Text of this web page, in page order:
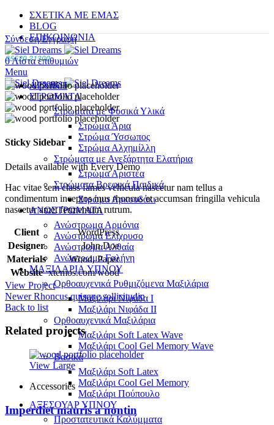
ΣΧΕΤΙΚΑ ΜΕ ΕΜΑΣ
BLOG
ΕΠΙΚΟΙΝΩΝΙΑ
25520 21300
Σύνδεση/Εγγραφή
0Λίστα επιθυμιών
Menu
ΑΡΧΙΚΗ
ΣΤΡΩΜΑΤΑ
Στρώματα με Φυσικά Υλικά
Στρώμα Άρια
Στρώμα Ύσσωπος
Στρώμα Αλχημίλλη
Στρώματα με Ανεξάρτητα Ελατήρια
Στρώμα Αριστέα
Στρώματα Βρεφικά Παιδικά
Στρώμα Αρκουδάκι
ΑΝΩΣΤΡΩΜΑΤΑ
Ανώστρωμα Αρμόνια
Ανώστρωμα Ελίχρυσο
Ανώστρωμα Αλθαία
Ανώστρωμα Γαλήνη
ΜΑΞΙΛΑΡΙΑ YΠΝΟΥ
Ορθοαυχενικά Ρυθμιζόμενα Μαξιλάρια
Mαξιλάρι Νιφάδα Ι
Mαξιλάρι Νιφάδα ΙΙ
Ορθοαυχενικά Μαξιλάρια
Mαξιλάρι Soft Latex Wave
Mαξιλάρι Cool Gel Memory Wave
Βασικά
Mαξιλάρι Soft Latex
Mαξιλάρι Cool Gel Memory
Mαξιλάρι Πούπουλο
ΑΞΕΣΟΥΑΡ ΥΠΝΟΥ
Προστατευτικά Καλύμματα
Sticky Sidebar
Details available with Every Demo
Hac vitae sem class fames vehicula nascetur nam tellus a
condimentum inceptos mus rhoncus et accumsan fringilla vehicula
nascetur amet fermentum rutrum.
Client
WordPress
Designer
John Doe
Materials
Wood, Paper
Website xtemos.com/wood
View Project
Newer Rhoncus quisque sollicitudin
Back to list
Related projects
View Large
Accessories
Imperdiet mauris a nontin